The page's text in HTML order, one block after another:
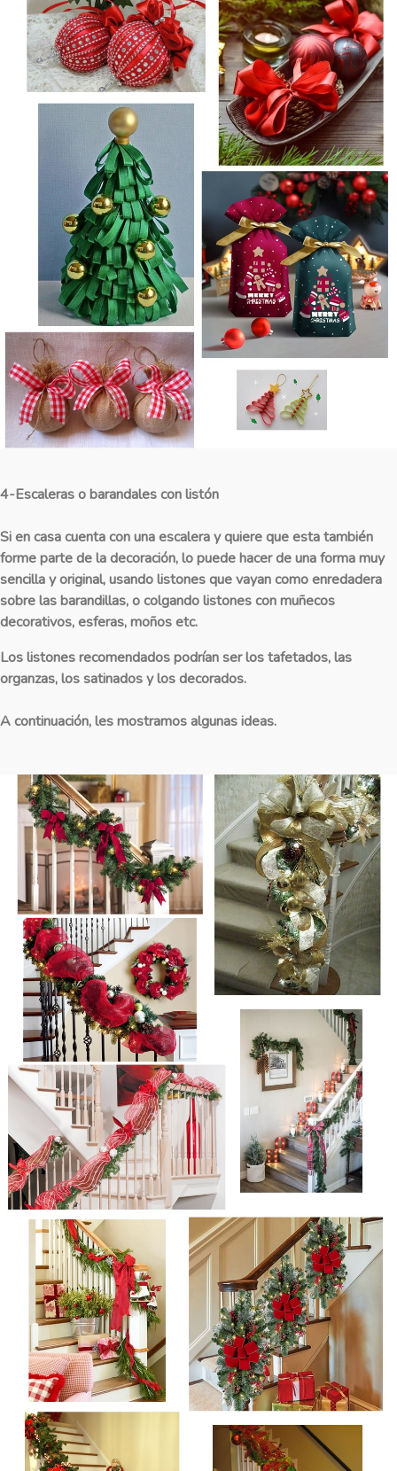
4-Escaleras o barandales con listón
Si en casa cuenta con una escalera y quiere que esta también
forme parte de la decoración, lo puede hacer de una forma muy
sencilla y original, usando listones que vayan como enredadera
sobre las barandillas, o colgando listones con muñecos
decorativos, esferas, moños etc.
Los listones recomendados podrían ser los tafetados, las
organzas, los satinados y los decorados.
A continuación, les mostramos algunas ideas.